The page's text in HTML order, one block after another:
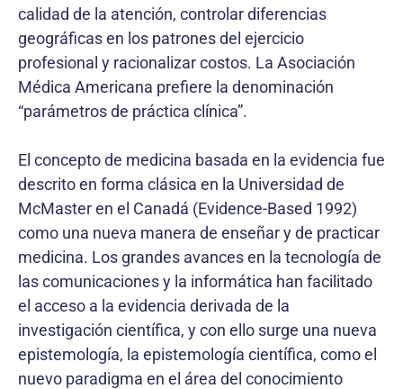
calidad de la atención, controlar diferencias
geográficas en los patrones del ejercicio
profesional y racionalizar costos. La Asociación
Médica Americana prefiere la denominación
“parámetros de práctica clínica”.
El concepto de medicina basada en la evidencia fue
descrito en forma clásica en la Universidad de
McMaster en el Canadá (Evidence-Based 1992)
como una nueva manera de enseñar y de practicar
medicina. Los grandes avances en la tecnología de
las comunicaciones y la informática han facilitado
el acceso a la evidencia derivada de la
investigación científica, y con ello surge una nueva
epistemología, la epistemología científica, como el
nuevo paradigma en el área del conocimiento